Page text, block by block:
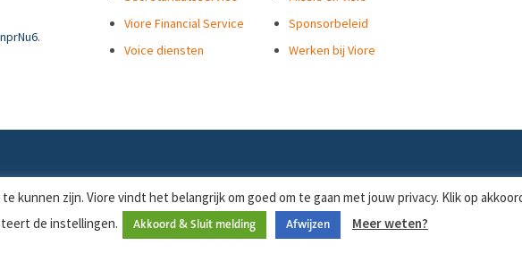
.
zelf
@puntfrl
ongestoord
Viore Financial Service
Voice diensten
Sponsorbeleid
Werken bij Viore
kunnen zijn. Viore vindt het belangrijk om goed om te gaan met jouw privacy. Klik op
de instellingen.
Akkoord & Sluit melding Afwijzen Meer weten?